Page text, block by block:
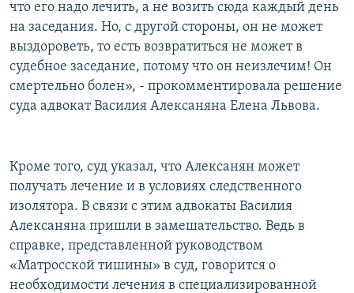
что его надо лечить, а не возить сюда каждый день
на заседания. Но, с другой стороны, он не может
выздороветь, то есть возвратиться не может в
судебное заседание, потому что он неизлечим! Он
смертельно болен», - прокомментировала решение
суда адвокат Василия Алексаняна Елена Львова.
Кроме того, суд указал, что Алексанян может
получать лечение и в условиях следственного
изолятора. В связи с этим адвокаты Василия
Алексаняна пришли в замешательство. Ведь в
справке, представленной руководством
«Матросской тишины» в суд, говорится о
необходимости лечения в специализированной